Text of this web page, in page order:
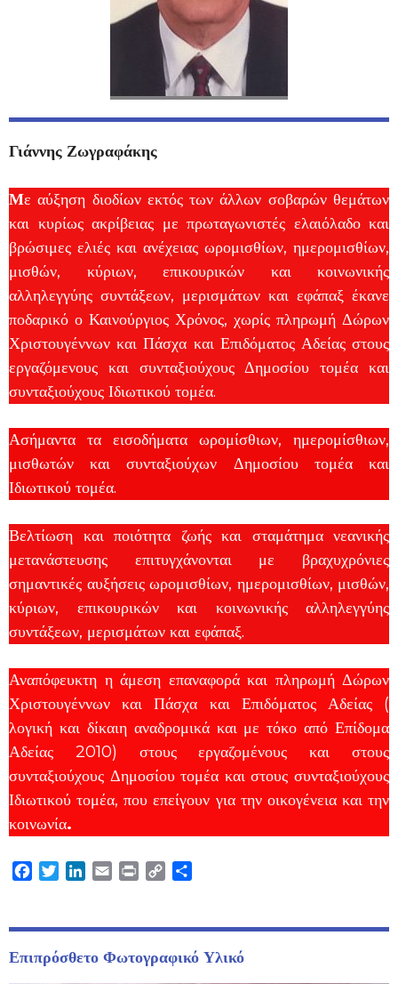
Γιάννης Ζωγραφάκης
Με αύξηση διοδίων εκτός των άλλων σοβαρών θεμάτων
και κυρίως ακρίβειας με πρωταγωνιστές ελαιόλαδο και
βρώσιμες ελιές και ανέχειας ωρομισθίων, ημερομισθίων,
μισθών, κύριων, επικουρικών και κοινωνικής
αλληλεγγύης συντάξεων, μερισμάτων και εφάπαξ έκανε
ποδαρικό ο Καινούργιος Χρόνος, χωρίς πληρωμή Δώρων
Χριστουγέννων και Πάσχα και Επιδόματος Αδείας στους
εργαζόμενους και συνταξιούχους Δημοσίου τομέα και
συνταξιούχους Ιδιωτικού τομέα.
Ασήμαντα τα εισοδήματα ωρομίσθιων, ημερομίσθιων,
μισθωτών και συνταξιούχων Δημοσίου τομέα και
Ιδιωτικού τομέα.
Βελτίωση και ποιότητα ζωής και σταμάτημα νεανικής
μετανάστευσης επιτυγχάνονται με βραχυχρόνιες
σημαντικές αυξήσεις ωρομισθίων, ημερομισθίων, μισθών,
κύριων, επικουρικών και κοινωνικής αλληλεγγύης
συντάξεων, μερισμάτων και εφάπαξ.
Αναπόφευκτη η άμεση επαναφορά και πληρωμή Δώρων
Χριστουγέννων και Πάσχα και Επιδόματος Αδείας (
λογική και δίκαιη αναδρομικά και με τόκο από Επίδομα
Αδείας 2010) στους εργαζομένους και στους
συνταξιούχους Δημοσίου τομέα και στους συνταξιούχους
Ιδιωτικού τομέα, που επείγουν για την οικογένεια και την
κοινωνία.
Facebook
TwitterLinkedIn
EmailPrint Copy
Επιπρόσθετο Φωτογραφικό Υλικό